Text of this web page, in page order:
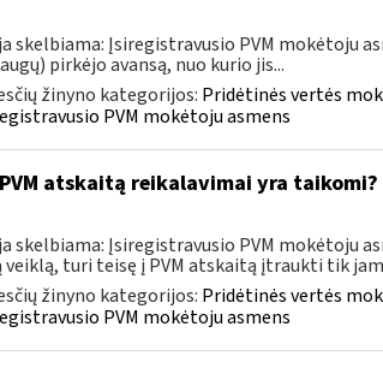
skelbiama: Įsiregistravusio PVM mokėtoju
pirkėjo avansą, nuo kurio jis...
žinyno kategorijos: Pridėtinės vertės
PVM mokėtoju asmens
atskaitą reikalavimai yra taikomi?
skelbiama: Įsiregistravusio PVM mokėtoju
turi teisę į PVM atskaitą įtraukti tik
žinyno kategorijos: Pridėtinės vertės
PVM mokėtoju asmens